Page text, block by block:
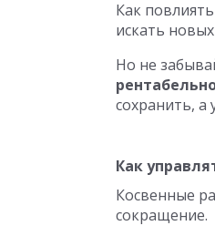
Как
искать
Но не
сохранить, а
Как
Косвенные
сокращение.